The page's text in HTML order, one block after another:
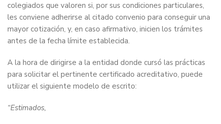
colegiados que valoren si, por sus condiciones particulares,
les conviene adherirse al citado convenio para conseguir una
mayor cotización, y, en caso afirmativo, inicien los trámites
antes de la fecha límite establecida.
A la hora de dirigirse a la entidad donde cursó las prácticas
para solicitar el pertinente certificado acreditativo, puede
utilizar el siguiente modelo de escrito:
“Estimados,